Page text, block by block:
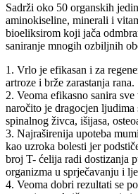
Sadrži oko 50 organskih
aminokiseline, minerali i
bioeliksirom koji jača
saniranje mnogih ozbiljnih
1. Vrlo je efikasan i za
artroze i brže zarastanja rana.
2. Veoma efikasno sanira
naročito je dragocjen
spinalnog živca, išijasa,
3. Najraširenija upoteba
kao uzroka bolesti jer
broj T- ćelija radi dostizanja
organizma u sprječavanju i
4. Veoma dobri rezultati se